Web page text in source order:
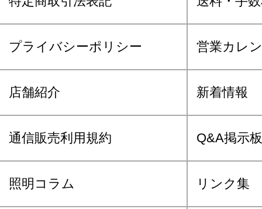
プライバシーポリシー 営業カレ
店舗紹介 新着情報
通信販売利用規約 Q&A掲示板
照明コラム リンク集